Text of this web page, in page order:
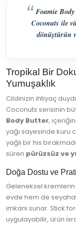
Foamie
Coconuts ile
dönüştürün
Tropikal Bir
Yumuşaklık
Cildinizin ihtiyaç
Coconuts serisinin
Body Butter,
yağı sayesinde kuru
yağlı bir his
süren pürüzsüz ve
Doğa Dostu ve
Geleneksel
evde hem de
imkanı sunar. Stick
uygulayabilir, ürün